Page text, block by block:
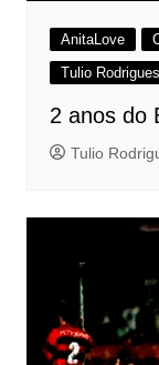
AnitaLove
Tulio Rodrigues
2 anos do
Tulio